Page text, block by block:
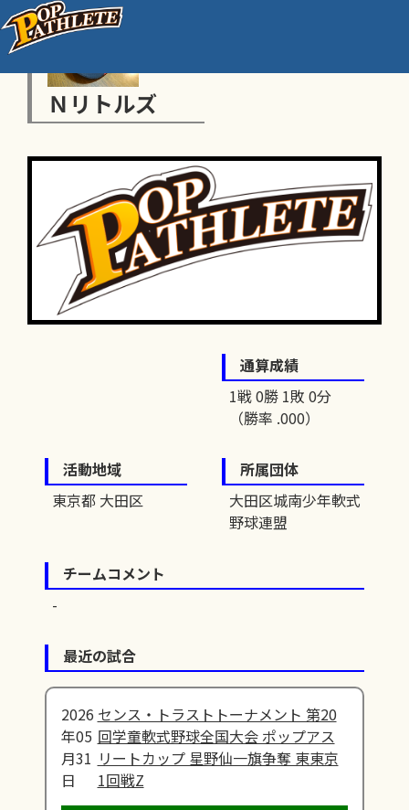
Ｎリトルズ
通算成績
1戦 0勝 1敗 0分
（勝率 .000）
活動地域
東京都 大田区
所属団体
大田区城南少年軟式
野球連盟
チームコメント
最近の試合
2026
年05
月31
日
センス・トラストトーナメント 第20
回学童軟式野球全国大会 ポップアス
リートカップ 星野仙一旗争奪 東東京
1回戦Z